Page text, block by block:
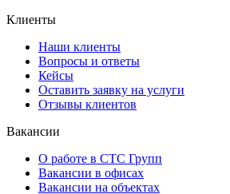
Клиенты
Наши клиенты
Вопросы и ответы
Кейсы
Оставить заявку на услуги
Отзывы клиентов
Вакансии
О работе в СТС Групп
Вакансии в офисах
Вакансии на объектах